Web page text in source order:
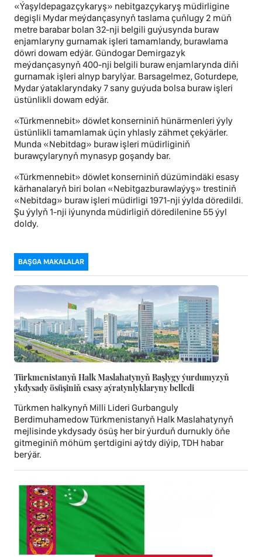
«Ýaşyldepagazçykaryş» nebitgazçykaryş müdirligine
degişli Mydar meýdançasynyň taslama çuňlugy 2 müň
metre barabar bolan 32-nji belgili guýusynda buraw
enjamlaryny gurnamak işleri tamamlandy, burawlama
döwri dowam edýär. Gündogar Demirgazyk
meýdançasynyň 400-nji belgili buraw enjamlarynda diňi
gurnamak işleri alnyp barylýar. Barsagelmez, Goturdepe,
Mydar ýataklaryndaky 7 sany guýuda bolsa buraw işleri
üstünlikli dowam edýär.
«Türkmennebit» döwlet konserniniň hünärmenleri ýyly
üstünlikli tamamlamak üçin yhlasly zähmet çekýärler.
Munda «Nebitdag» buraw işleri müdirliginiň
burawçylarynyň mynasyp goşandy bar.
«Türkmennebit» döwlet konserniniň düzümindäki esasy
kärhanalaryň biri bolan «Nebitgazburawlaýyş» trestiniň
«Nebitdag» buraw işleri müdirligi 1971-nji ýylda döredildi.
Şu ýylyň 1-nji iýunynda müdirligiň döredilenine 55 ýyl
doldy.
BAŞGA MAKALALAR
Türkmenistanyň Halk Maslahatynyň Başlygy ýurdumyzyň
ykdysady ösüşiniň esasy aýratynlyklaryny belledi
Türkmen halkynyň Milli Lideri Gurbanguly
Berdimuhamedow Türkmenistanyň Halk Maslahatynyň
mejlisinde ykdysady ösüş her bir ýurduň durnukly öňe
gitmeginiň möhüm şertdigini aýtdy diýip, TDH habar
berýär.